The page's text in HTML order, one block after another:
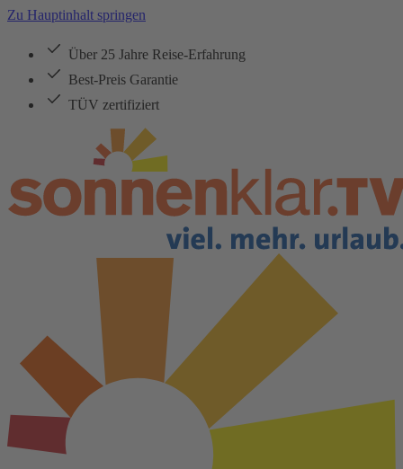
Zu Hauptinhalt springen
Über 25 Jahre Reise-Erfahrung
Best-Preis Garantie
TÜV zertifiziert